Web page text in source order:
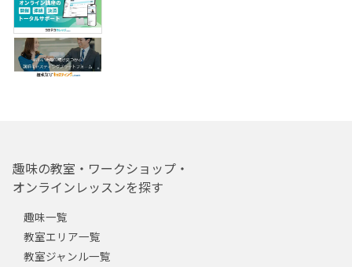
趣味の教室・ワークショップ・
オンラインレッスンを探す
趣味一覧
教室エリア一覧
教室ジャンル一覧